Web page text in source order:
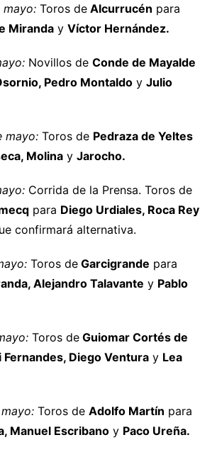
Toros deAlcurrucén para
Miranday Víctor Hernández.
Novillos de Conde de Mayalde
Pedro Montaldoy Julio
mayo: Toros de Pedraza de Yeltes
Molinay Jarocho.
Corrida de la Prensa. Toros de
para Diego Urdiales, Roca Rey
confirmará alternativa.
Toros deGarcigrande para
Alejandro Talavante y Pablo
Toros deGuiomar Cortés de
Fernandes, Diego Venturay Lea
Toros de Adolfo Martín para
Manuel Escribanoy Paco Ureña.